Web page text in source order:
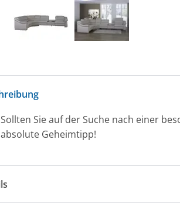
Sollten Sie auf der Suche nach einer
absolute Geheimtipp!